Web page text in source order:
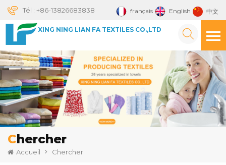
français English 中文
Tél : +86-13826683838
XING NING LIAN FA TEXTILES CO.,LTD
Chercher
Accueil Chercher